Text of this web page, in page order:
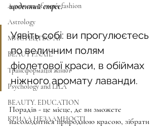
A new era of men's fashion
Astrology
МИСТЕЦТВО AI
BEAUTY.NAIL
Трансформація жінки
Psychology and LILA
BEAUTY. EDUCATION
КРИЛА НЕЗЛАМНОСТІ
щоденний стрес.
Уявіть собі: ви прогулюєтесь
по величним полям
фіолетової краси, в обіймах
ніжного аромату лаванди.
Порадів - це місце, де ви зможете
насолодитися природною красою, зібрати